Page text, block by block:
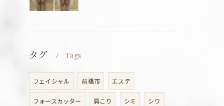
タグ Tags
フェイシャル 前橋市 エステ
フォースカッター 肩こり シミ シワ